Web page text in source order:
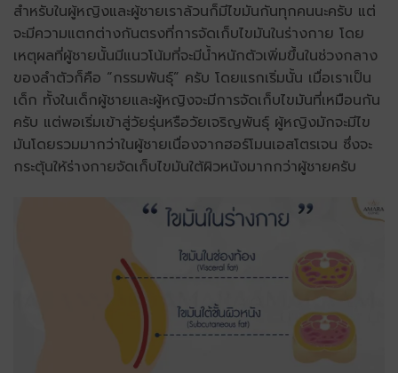
สำหรับในผู้หญิงและผู้ชายเราล้วนก็มีไขมันกันทุกคนนะครับ แต่
จะมีความแตกต่างกันตรงที่การจัดเก็บไขมันในร่างกาย โดย
เหตุผลที่ผู้ชายนั้นมีแนวโน้มที่จะมีน้ำหนักตัวเพิ่มขึ้นในช่วงกลาง
ของลำตัวก็คือ “กรรมพันธุ์” ครับ โดยแรกเริ่มนั้น เมื่อเราเป็น
เด็ก ทั้งในเด็กผู้ชายและผู้หญิงจะมีการจัดเก็บไขมันที่เหมือนกัน
ครับ แต่พอเริ่มเข้าสู่วัยรุ่นหรือวัยเจริญพันธุ์ ผู้หญิงมักจะมีไข
มันโดยรวมมากว่าในผู้ชายเนื่องจากฮอร์โมนเอสโตรเจน ซึ่งจะ
กระตุ้นให้ร่างกายจัดเก็บไขมันใต้ผิวหนังมากกว่าผู้ชายครับ